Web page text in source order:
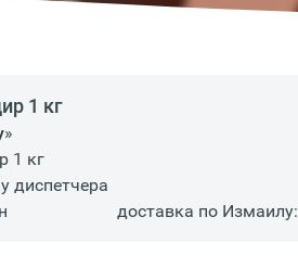
1 кг
»
1 кг
диспетчера
доставка по Измаилу: